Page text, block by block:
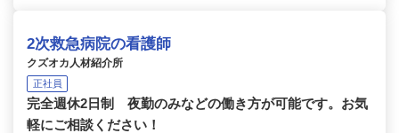
2次救急病院の看護師
クズオカ人材紹介所
正社員
完全週休2日制 夜勤のみなどの働き方が可能です。お気
軽にご相談ください！